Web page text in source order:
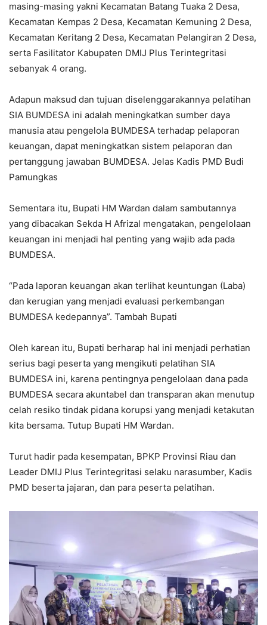
masing-masing yakni Kecamatan Batang Tuaka 2 Desa,
Kecamatan Kempas 2 Desa, Kecamatan Kemuning 2 Desa,
Kecamatan Keritang 2 Desa, Kecamatan Pelangiran 2 Desa,
serta Fasilitator Kabupaten DMIJ Plus Terintegritasi
sebanyak 4 orang.
Adapun maksud dan tujuan diselenggarakannya pelatihan
SIA BUMDESA ini adalah meningkatkan sumber daya
manusia atau pengelola BUMDESA terhadap pelaporan
keuangan, dapat meningkatkan sistem pelaporan dan
pertanggung jawaban BUMDESA. Jelas Kadis PMD Budi
Pamungkas
Sementara itu, Bupati HM Wardan dalam sambutannya
yang dibacakan Sekda H Afrizal mengatakan, pengelolaan
keuangan ini menjadi hal penting yang wajib ada pada
BUMDESA.
“Pada laporan keuangan akan terlihat keuntungan (Laba)
dan kerugian yang menjadi evaluasi perkembangan
BUMDESA kedepannya”. Tambah Bupati
Oleh karean itu, Bupati berharap hal ini menjadi perhatian
serius bagi peserta yang mengikuti pelatihan SIA
BUMDESA ini, karena pentingnya pengelolaan dana pada
BUMDESA secara akuntabel dan transparan akan menutup
celah resiko tindak pidana korupsi yang menjadi ketakutan
kita bersama. Tutup Bupati HM Wardan.
Turut hadir pada kesempatan, BPKP Provinsi Riau dan
Leader DMIJ Plus Terintegritasi selaku narasumber, Kadis
PMD beserta jajaran, dan para peserta pelatihan.